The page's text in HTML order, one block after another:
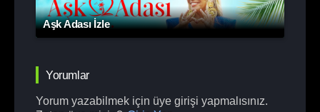
Aşk Adası İzle
Yorumlar
Yorum yazabilmek için üye girişi yapmalısınız.